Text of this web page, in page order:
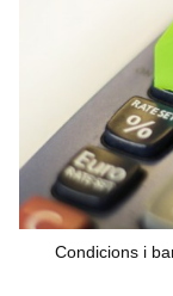
Condicions i